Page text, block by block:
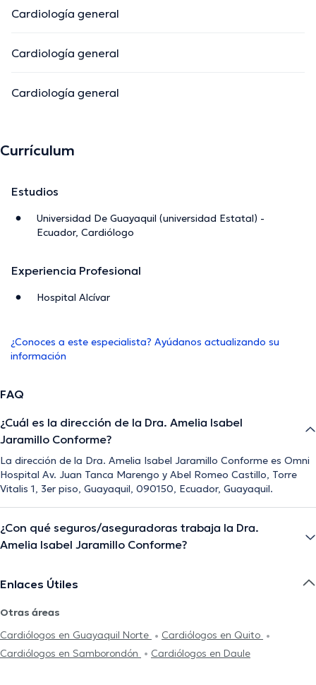
Cardiología general
Cardiología general
Cardiología general
Currículum
Estudios
Universidad De Guayaquil (universidad Estatal) -
Ecuador, Cardiólogo
Experiencia Profesional
Hospital Alcívar
¿Conoces a este especialista? Ayúdanos actualizando su
información
FAQ
¿Cuál es la dirección de la Dra. Amelia Isabel
Jaramillo Conforme?
La dirección de la Dra. Amelia Isabel Jaramillo Conforme es Omni
Hospital Av. Juan Tanca Marengo y Abel Romeo Castillo, Torre
Vitalis 1, 3er piso, Guayaquil, 090150, Ecuador, Guayaquil.
¿Con qué seguros/aseguradoras trabaja la Dra.
Amelia Isabel Jaramillo Conforme?
Enlaces Útiles
Otras áreas
Cardiólogos en Guayaquil Norte
Cardiólogos en Quito
Cardiólogos en Samborondón
Cardiólogos en Daule